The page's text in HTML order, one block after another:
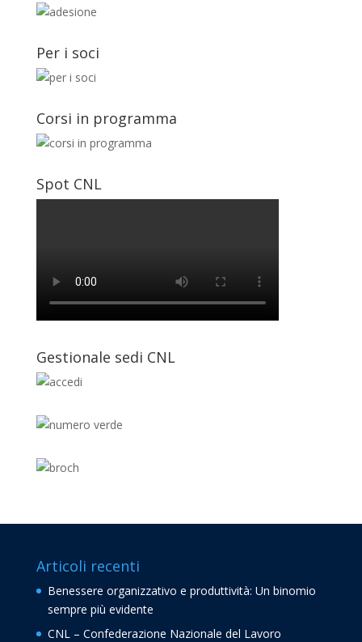
Per i soci
Corsi in programma
Spot CNL
Gestionale sedi CNL
Articoli recenti
Benessere organizzativo e produttività: Un binomio
sempre più evidente
CNL – Confederazione Nazionale del Lavoro